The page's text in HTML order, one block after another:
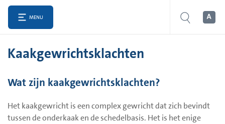
MENU
Kaakgewrichtsklachten
Wat zijn kaakgewrichtsklachten?
Het kaakgewricht is een complex gewricht dat zich bevindt
tussen de onderkaak en de schedelbasis. Het is het enige